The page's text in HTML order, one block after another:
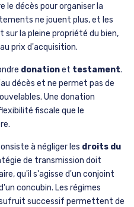
le décès pour organiser la
ne jouent plus, et les
la pleine propriété du bien,
prix d'acquisition.
donationet testament.
décès et ne permet pas de
Une donation
fiscale que le
à négliger les droits du
de transmission doit
qu'il s'agisse d'un conjoint
concubin. Les régimes
successif permettent de